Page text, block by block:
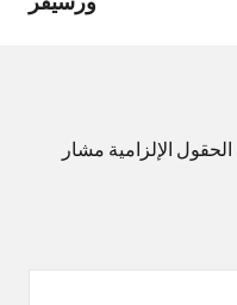
الحقول الإلزامية مشار